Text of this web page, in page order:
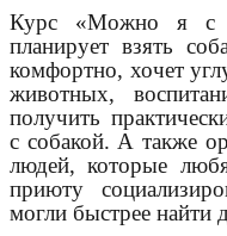
Курс «Можно я с
планирует взять
комфортно, хочет
животных,
получить
с собакой. А также
людей, которые
приюту
могли быстрее найти